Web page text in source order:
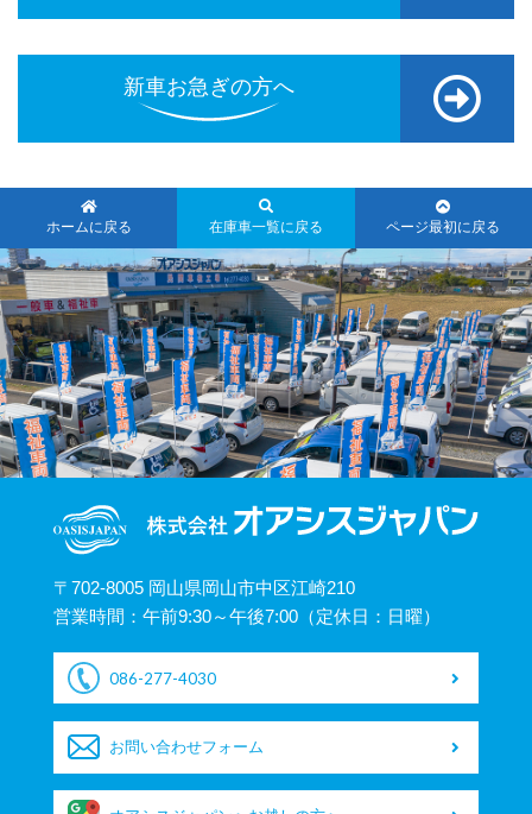
新車お急ぎの方へ
ホームに戻る 在庫車一覧に戻る ページ最初に戻る
〒702-8005 岡山県岡山市中区江崎210
営業時間：午前9:30～午後7:00（定休日：日曜）
086-277-4030
お問い合わせフォーム